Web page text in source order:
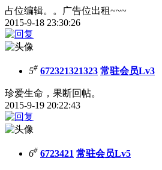
占位编辑。。广告位出租~~~
2015-9-18 23:30:26
5# 672321321323 常驻会员Lv3
珍爱生命，果断回帖。
2015-9-19 20:22:43
6# 6723421 常驻会员Lv5